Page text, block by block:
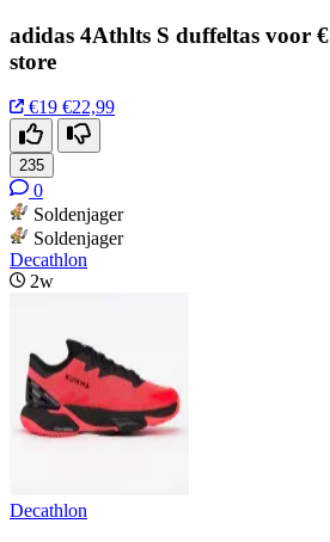
adidas 4Athlts S duffeltas voor
store
€19 €22,99
235
0
Soldenjager
Soldenjager
Decathlon
2w
Decathlon